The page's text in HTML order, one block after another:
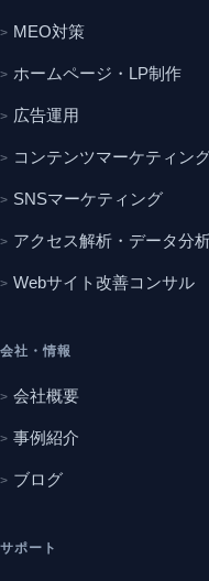
MEO対策
ホームページ・LP制作
広告運用
コンテンツマーケティン
SNSマーケティング
アクセス解析・データ分
Webサイト改善コンサル
会社・情報
会社概要
事例紹介
ブログ
サポート